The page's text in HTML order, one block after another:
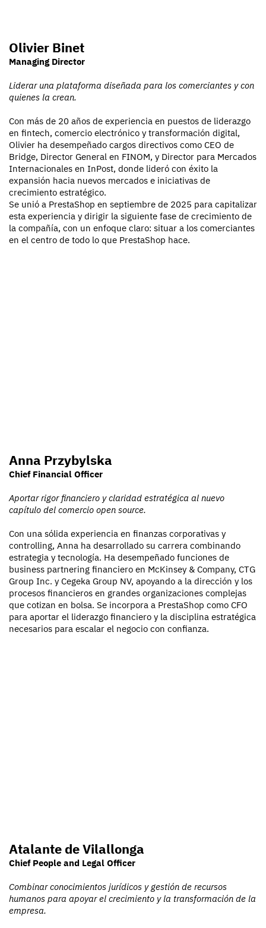
Olivier Binet
Managing Director
Liderar una plataforma diseñada para los comerciantes y con
quienes la crean.
Con más de 20 años de experiencia en puestos de liderazgo
en fintech, comercio electrónico y transformación digital,
Olivier ha desempeñado cargos directivos como CEO de
Bridge, Director General en FINOM, y Director para Mercados
Internacionales en InPost, donde lideró con éxito la
expansión hacia nuevos mercados e iniciativas de
crecimiento estratégico.
Se unió a PrestaShop en septiembre de 2025 para capitalizar
esta experiencia y dirigir la siguiente fase de crecimiento de
la compañía, con un enfoque claro: situar a los comerciantes
en el centro de todo lo que PrestaShop hace.
Anna Przybylska
Chief Financial Officer
Aportar rigor financiero y claridad estratégica al nuevo
capítulo del comercio open source.
Con una sólida experiencia en finanzas corporativas y
controlling, Anna ha desarrollado su carrera combinando
estrategia y tecnología. Ha desempeñado funciones de
business partnering financiero en McKinsey & Company, CTG
Group Inc. y Cegeka Group NV, apoyando a la dirección y los
procesos financieros en grandes organizaciones complejas
que cotizan en bolsa. Se incorpora a PrestaShop como CFO
para aportar el liderazgo financiero y la disciplina estratégica
necesarios para escalar el negocio con confianza.
Atalante de Vilallonga
Chief People and Legal Officer
Combinar conocimientos jurídicos y gestión de recursos
humanos para apoyar el crecimiento y la transformación de la
empresa.